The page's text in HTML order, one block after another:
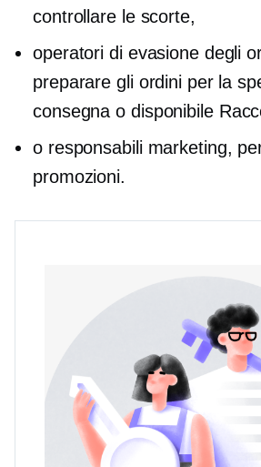
controllare le scorte,
operatori di evasione degli
preparare gli ordini per la
consegna o disponibile
o responsabili marketing,
promozioni.